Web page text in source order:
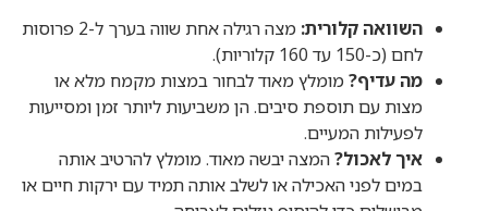
השוואה קלורית:
מצה רגילה אחת שווה בערך ל-2 פרוסות
לחם (כ-150 עד 160 קלוריות).
מה עדיף?מומלץ מאוד לבחור במצות מקמח מלא או
מצות עם תוספת סיבים. הן משביעות ליותר זמן ומסייעות
לפעילות המעיים.
איך לאכול?המצה יבשה מאוד. מומלץ להרטיב אותה
במים לפני האכילה או לשלב אותה תמיד עם ירקות חיים או